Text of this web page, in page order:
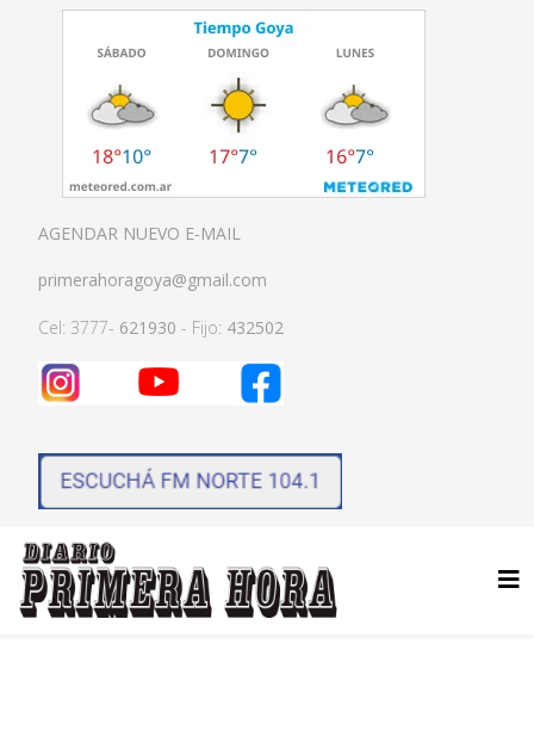
AGENDAR NUEVO E-MAIL
primerahoragoya@gmail.com
Cel: 3777- 621930 - Fijo: 432502